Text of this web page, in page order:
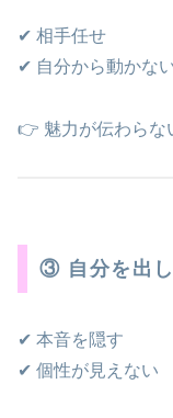
✔ 相手任せ
✔ 自分から動かな
👉 魅力が伝わらな
③ 自分を出
✔ 本音を隠す
✔ 個性が見えない